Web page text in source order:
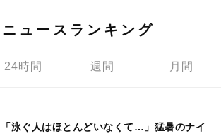
ニュースランキング
24時間 週間 月間
「泳ぐ人はほとんどいなくて…」猛暑のナイ